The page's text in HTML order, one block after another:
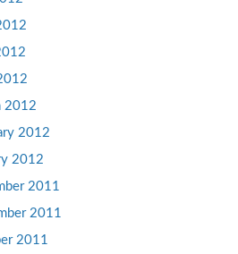
2012
2012
2012
2011
2011
2011